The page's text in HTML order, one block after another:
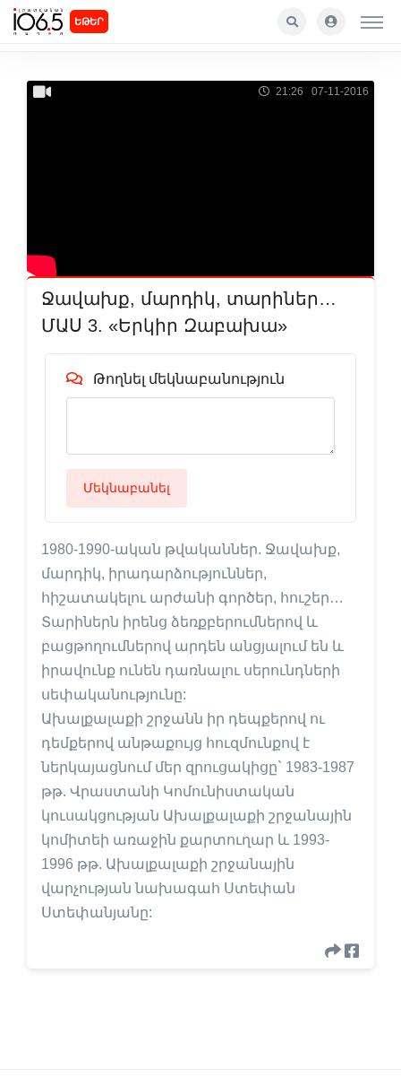
ԵԹԵՐ
21:26 07-11-2016
Ջավախք, մարդիկ, տարիներ…
ՄԱՍ 3. «Երկիր Զաբախա»
Թողնել մեկնաբանություն
Մեկնաբանել
1980-1990-ական թվականներ. Ջավախք,
մարդիկ, իրադարձություններ,
հիշատակելու արժանի գործեր, հուշեր…
Տարիներն իրենց ձեռքբերումներով և
բացթողումներով արդեն անցյալում են և
իրավունք ունեն դառնալու սերունդների
սեփականությունը:
Ախալքալաքի շրջանն իր դեպքերով ու
դեմքերով անթաքույց հուզմունքով է
ներկայացնում մեր զրուցակիցը` 1983-1987
թթ. Վրաստանի Կոմունիստական
կուսակցության Ախալքալաքի շրջանային
կոմիտեի առաջին քարտուղար և 1993-
1996 թթ. Ախալքալաքի շրջանային
վարչության նախագահ Ստեփան
Ստեփանյանը: